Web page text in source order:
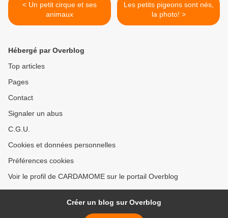
< Un petit cirque et ses
animaux
Les petits pigeons sont nés,
la photo! >
Hébergé par Overblog
Top articles
Pages
Contact
Signaler un abus
C.G.U.
Cookies et données personnelles
Préférences cookies
Voir le profil de CARDAMOME sur le portail Overblog
Créer un blog sur Overblog